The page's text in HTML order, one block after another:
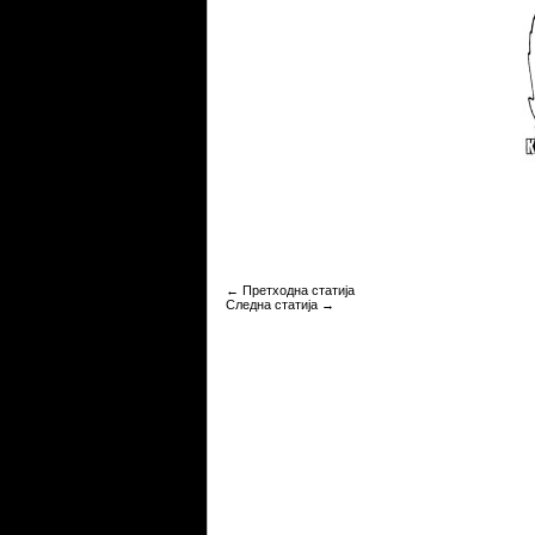
← Претходна статија
Следна статија →